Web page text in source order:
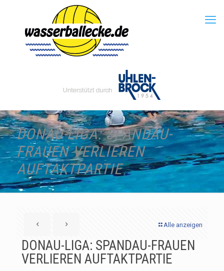
DONAU-LIGA: SPANDAU-
FRAUEN VERLIEREN
AUFTAKTPARTIE
Alle anzeigen
DONAU-LIGA: SPANDAU-FRAUEN
VERLIEREN AUFTAKTPARTIE